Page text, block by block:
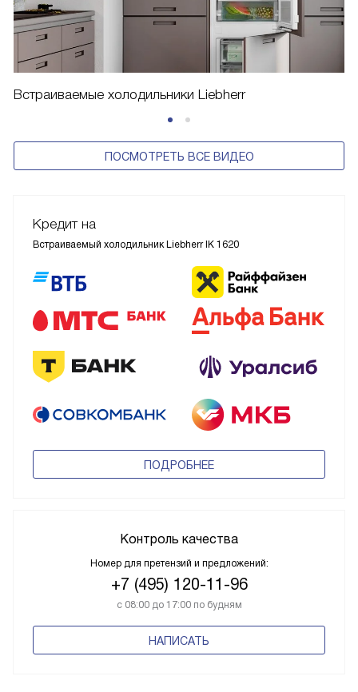
Встраиваемые холодильники Liebherr
ПОСМОТРЕТЬ ВСЕ ВИДЕО
Кредит на
Встраиваемый холодильник Liebherr IK 1620
ПОДРОБНЕЕ
Контроль качества
Номер для претензий и предложений:
+7 (495) 120-11-96
с 08:00 до 17:00 по будням
НАПИСАТЬ